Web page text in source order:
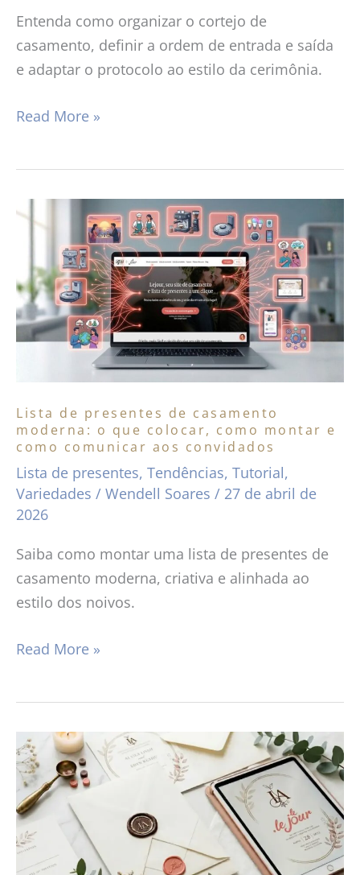
Entenda como organizar o cortejo de
casamento, definir a ordem de entrada e saída
e adaptar o protocolo ao estilo da cerimônia.
Read More »
Lista de presentes de casamento
moderna: o que colocar, como montar e
como comunicar aos convidados
Lista de presentes, Tendências, Tutorial,
Variedades / Wendell Soares / 27 de abril de
2026
Saiba como montar uma lista de presentes de
casamento moderna, criativa e alinhada ao
estilo dos noivos.
Lista
presentes
de
casamento
moderna:
colocar,
como
montar
e
como
comunicar
aos
convidados
Read More »
Papelaria
para
casamento:
do
convite
ao